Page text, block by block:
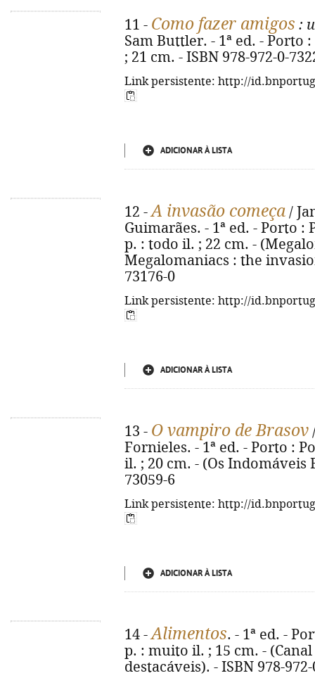
11 - Como fazer amigos :
Sam Buttler. - 1ª ed. - Porto
; 21 cm. - ISBN 978-972-0-
Link persistente: http://
ADICIONAR À LISTA
12 -A invasão começa /
Guimarães. - 1ª ed. - Porto :
p. : todo il. ; 22 cm. -
Megalomaniacs : the
73176-0
Link persistente: http://
ADICIONAR À LISTA
13 - O vampiro de Brasov
Fornieles. - 1ª ed. - Porto :
il. ; 20 cm. - (Os Indomáveis
73059-6
Link persistente: http://
ADICIONAR À LISTA
14 -Alimentos. - 1ª ed. -
p. : muito il. ; 15 cm. -
destacáveis). - ISBN 978-